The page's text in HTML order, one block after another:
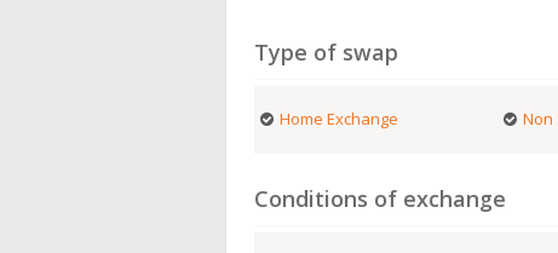
Type of swap
Home Exchange Non
Conditions of exchange